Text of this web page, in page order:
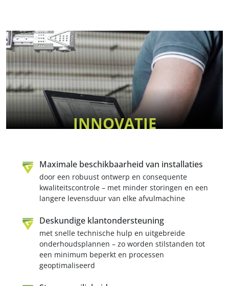
INNOVATIE
Maximale beschikbaarheid van installaties
door een robuust ontwerp en consequente
kwaliteitscontrole – met minder storingen en een
langere levensduur van elke afvulmachine
Deskundige klantondersteuning
met snelle technische hulp en uitgebreide
onderhoudsplannen – zo worden stilstanden tot
een minimum beperkt en processen
geoptimaliseerd